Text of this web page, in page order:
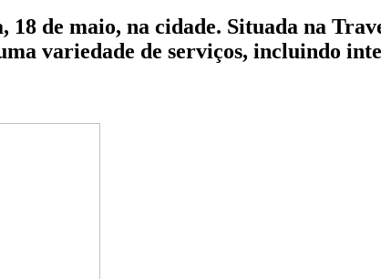
de maio, na cidade. Situada na
variedade de serviços, incluindo